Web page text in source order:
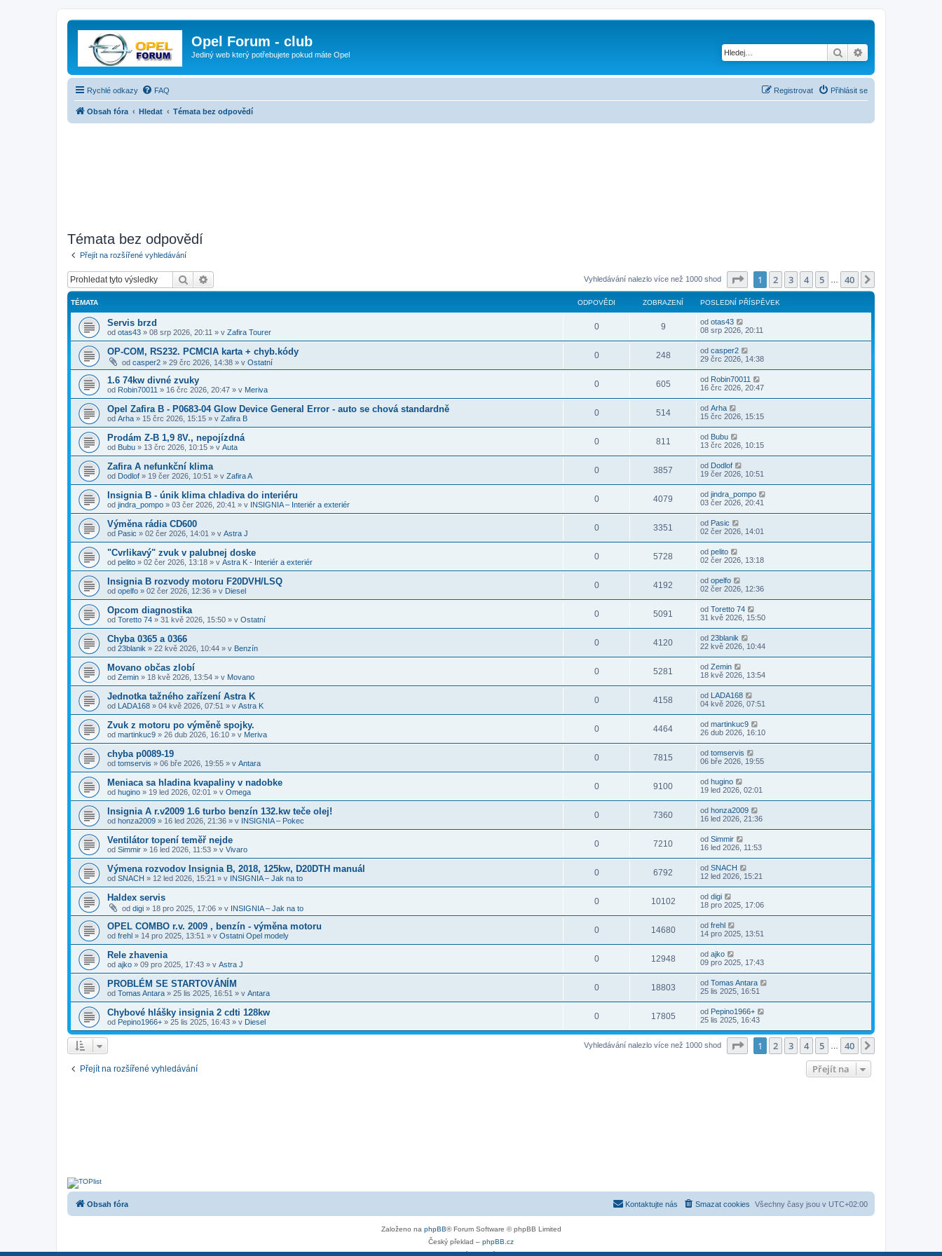
Opel Forum - club
Jediný web který potřebujete pokud máte Opel Hledat
Rychlé odkazy FAQ Přihlásit se
Registrovat
Obsah fóra Hledat Témata bez odpovědí
Témata bez odpovědí
Přejít na rozšířené vyhledávání
Hledat Vyhledávání nalezlo více než 1000 shod Stránka z
1 2 3 4 5 40
TÉMATA ODPOVĚDI ZOBRAZENÍ POSLEDNÍ PŘÍSPĚVEK
Servis brzd
od otas43 » 08 srp 2026, 20:11 » v Zafira Tourer
0 9 od otas43
08 srp 2026, 20:11
OP-COM, RS232. PCMCIA karta + chyb.kódy
od casper2 » 29 črc 2026, 14:38 » v Ostatní
0 248 od casper2
29 črc 2026, 14:38
1.6 74kw divné zvuky
od Robin70011 » 16 črc 2026, 20:47 » v Meriva
0 605 od Robin70011
16 črc 2026, 20:47
Opel Zafira B - P0683-04 Glow Device General Error - auto se chová standardně
od Arha » 15 črc 2026, 15:15 » v Zafira B
0 514 od Arha
15 črc 2026, 15:15
Prodám Z-B 1,9 8V., nepojízdná
od Bubu » 13 črc 2026, 10:15 » v Auta
0 811 od Bubu
13 črc 2026, 10:15
Zafira A nefunkční klima
od Dodlof » 19 čer 2026, 10:51 » v Zafira A
0 3857 od Dodlof
19 čer 2026, 10:51
Insignia B - únik klima chladiva do interiéru
od jindra_pompo » 03 čer 2026, 20:41 » v INSIGNIA – Interiér a exteriér
0 4079 od jindra_pompo
03 čer 2026, 20:41
Výměna rádia CD600
od Pasic » 02 čer 2026, 14:01 » v Astra J
0 3351 od Pasic
02 čer 2026, 14:01
"Cvrlikavý" zvuk v palubnej doske
od pelito » 02 čer 2026, 13:18 » v Astra K - Interiér a exteriér
0 5728 od pelito
02 čer 2026, 13:18
Insignia B rozvody motoru F20DVH/LSQ
od opelfo » 02 čer 2026, 12:36 » v Diesel
0 4192 od opelfo
02 čer 2026, 12:36
Opcom diagnostika
od Toretto 74 » 31 kvě 2026, 15:50 » v Ostatní
0 5091 od Toretto 74
31 kvě 2026, 15:50
Chyba 0365 a 0366
od 23blanik » 22 kvě 2026, 10:44 » v Benzín
0 4120 od 23blanik
22 kvě 2026, 10:44
Movano občas zlobí
od Zemin » 18 kvě 2026, 13:54 » v Movano
0 5281 od Zemin
18 kvě 2026, 13:54
Jednotka tažného zařízení Astra K
od LADA168 » 04 kvě 2026, 07:51 » v Astra K
0 4158 od LADA168
04 kvě 2026, 07:51
Zvuk z motoru po výměně spojky.
od martinkuc9 » 26 dub 2026, 16:10 » v Meriva
0 4464 od martinkuc9
26 dub 2026, 16:10
chyba p0089-19
od tomservis » 06 bře 2026, 19:55 » v Antara
0 7815 od tomservis
06 bře 2026, 19:55
Meniaca sa hladina kvapaliny v nadobke
od hugino » 19 led 2026, 02:01 » v Omega
0 9100 od hugino
19 led 2026, 02:01
Insignia A r.v2009 1.6 turbo benzín 132.kw teče olej!
od honza2009 » 16 led 2026, 21:36 » v INSIGNIA – Pokec
0 7360 od honza2009
16 led 2026, 21:36
Ventilátor topení teměř nejde
od Simmir » 16 led 2026, 11:53 » v Vivaro
0 7210 od Simmir
16 led 2026, 11:53
Výmena rozvodov Insignia B, 2018, 125kw, D20DTH manuál
od SNACH » 12 led 2026, 15:21 » v INSIGNIA – Jak na to
0 6792 od SNACH
12 led 2026, 15:21
Haldex servis
od digi » 18 pro 2025, 17:06 » v INSIGNIA – Jak na to
0 10102 od digi
18 pro 2025, 17:06
OPEL COMBO r.v. 2009 , benzín - výměna motoru
od frehl » 14 pro 2025, 13:51 » v Ostatni Opel modely
0 14680 od frehl
14 pro 2025, 13:51
Rele zhavenia
od ajko » 09 pro 2025, 17:43 » v Astra J
0 12948 od ajko
09 pro 2025, 17:43
PROBLÉM SE STARTOVÁNÍM
od Tomas Antara » 25 lis 2025, 16:51 » v Antara
0 18803 od Tomas Antara
25 lis 2025, 16:51
Chybové hlášky insignia 2 cdti 128kw
od Pepino1966+ » 25 lis 2025, 16:43 » v Diesel
0 17805 od Pepino1966+
25 lis 2025, 16:43
Vyhledávání nalezlo více než 1000 shod Stránka z
1 2 3 4 5 40
Přejít na rozšířené vyhledávání Přejít na
Obsah fóra Všechny časy jsou v UTC+02:00
Smazat cookies
Kontaktujte nás
Založeno na phpBB® Forum Software © phpBB Limited
Český překlad – phpBB.cz
Soukromí|Podmínky